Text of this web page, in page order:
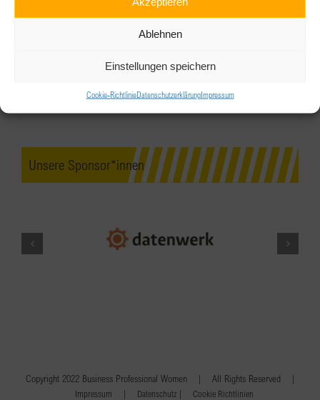
Ablehnen
Einstellungen speichern
Cookie-RichtlinieDatenschutzerklärungImpressum
Unsere Sponsor*innen
Copyright 2022 Business Professional Women | All Rights Reserved |
Impressum | Datenschutz | Cookie Richtlinien